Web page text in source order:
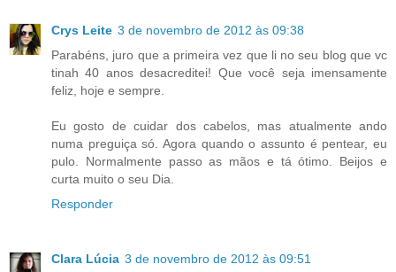
Crys Leite 3 de novembro de 2012 às 09:38
Parabéns, juro que a primeira vez que li no seu blog que vc
tinah 40 anos desacreditei! Que você seja imensamente
feliz, hoje e sempre.
Eu gosto de cuidar dos cabelos, mas atualmente ando
numa preguiça só. Agora quando o assunto é pentear, eu
pulo. Normalmente passo as mãos e tá ótimo. Beijos e
curta muito o seu Dia.
Responder
Clara Lúcia 3 de novembro de 2012 às 09:51